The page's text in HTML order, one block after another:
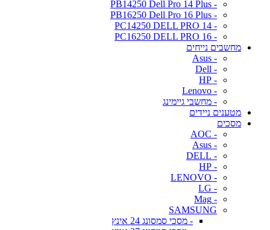
- PB14250 Dell Pro 14 Plus
- PB16250 Dell Pro 16 Plus
- PC14250 DELL PRO 14
- PC16250 DELL PRO 16
מחשבים נייחים
- Asus
- Dell
- HP
- Lenovo
- מחשבי גיימינג
מטענים ניידים
מסכים
- AOC
- Asus
- DELL
- HP
- LENOVO
- LG
- Mag
SAMSUNG
- מסכי סמסונג 24 אינץ